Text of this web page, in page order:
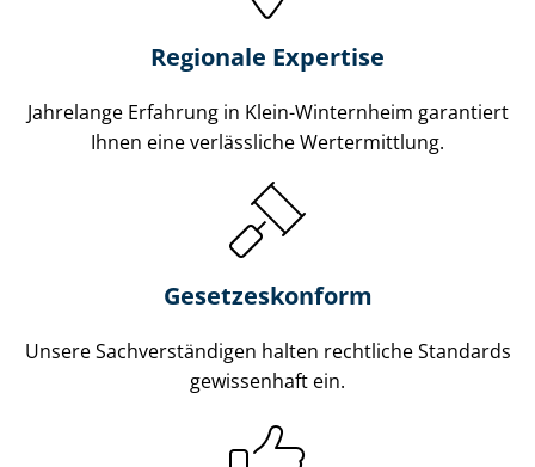
Regionale Expertise
Jahrelange Erfahrung in Klein-Winternheim garantiert
Ihnen eine verlässliche Wertermittlung.
Gesetzes­konform
Unsere Sach­ver­stän­di­gen halten rechtliche Standards
gewissenhaft ein.